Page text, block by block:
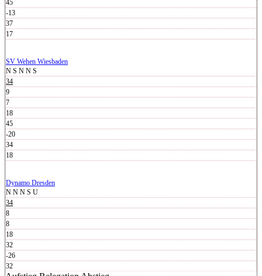
45
-13
37
17
SV Wehen Wiesbaden
N S N N S
34
9
7
18
45
-20
34
18
Dynamo Dresden
N N N S U
34
8
8
18
32
-26
32